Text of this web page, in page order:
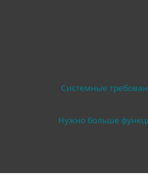
Системные
Нужно больше